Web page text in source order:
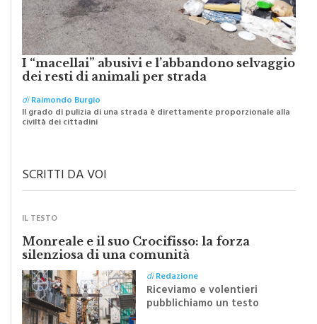
I “macellai” abusivi e l’abbandono selvaggio
dei resti di animali per strada
diRaimondo Burgio
Il grado di pulizia di una strada è direttamente proporzionale alla
civiltà dei cittadini
Monreale e il suo Crocifisso: la forza
silenziosa di una comunità
diRedazione
Riceviamo e volentieri
pubblichiamo un testo
inviato dalla scrittrice
monrealese Mariella